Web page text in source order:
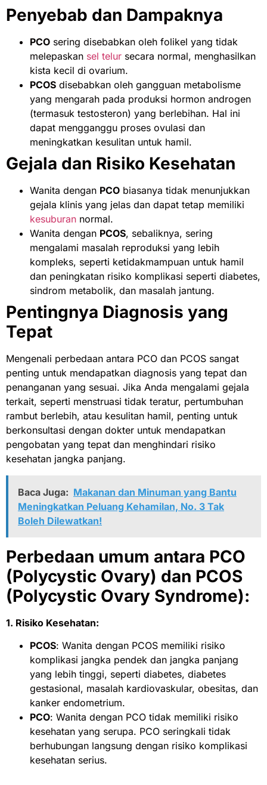
Penyebab dan Dampaknya
PCO sering disebabkan oleh folikel yang tidak
melepaskan sel telur secara normal, menghasilkan
kista kecil di ovarium.
PCOS disebabkan oleh gangguan metabolisme
yang mengarah pada produksi hormon androgen
(termasuk testosteron) yang berlebihan. Hal ini
dapat mengganggu proses ovulasi dan
meningkatkan kesulitan untuk hamil.
Gejala dan Risiko Kesehatan
Wanita dengan PCO biasanya tidak menunjukkan
gejala klinis yang jelas dan dapat tetap memiliki
kesuburan normal.
Wanita dengan PCOS, sebaliknya, sering
mengalami masalah reproduksi yang lebih
kompleks, seperti ketidakmampuan untuk hamil
dan peningkatan risiko komplikasi seperti diabetes,
sindrom metabolik, dan masalah jantung.
Pentingnya Diagnosis yang
Tepat
Mengenali perbedaan antara PCO dan PCOS sangat
penting untuk mendapatkan diagnosis yang tepat dan
penanganan yang sesuai. Jika Anda mengalami gejala
terkait, seperti menstruasi tidak teratur, pertumbuhan
rambut berlebih, atau kesulitan hamil, penting untuk
berkonsultasi dengan dokter untuk mendapatkan
pengobatan yang tepat dan menghindari risiko
kesehatan jangka panjang.
Baca Juga: Makanan dan Minuman yang Bantu
Meningkatkan Peluang Kehamilan, No. 3 Tak
Boleh Dilewatkan!
Perbedaan umum antara PCO
(Polycystic Ovary) dan PCOS
(Polycystic Ovary Syndrome):
1. Risiko Kesehatan:
PCOS: Wanita dengan PCOS memiliki risiko
komplikasi jangka pendek dan jangka panjang
yang lebih tinggi, seperti diabetes, diabetes
gestasional, masalah kardiovaskular, obesitas, dan
kanker endometrium.
PCO: Wanita dengan PCO tidak memiliki risiko
kesehatan yang serupa. PCO seringkali tidak
berhubungan langsung dengan risiko komplikasi
kesehatan serius.